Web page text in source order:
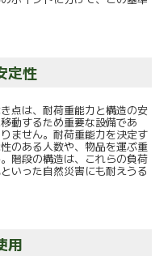
定性
点は、耐荷重能力と構造の安
動するため重要な設備であ
ません。耐荷重能力を決定す
のある人数や、物品を運ぶ重
階段の構造は、これらの負荷
いった自然災害にも耐えうる
用